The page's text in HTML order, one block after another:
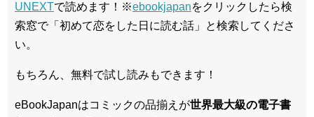
UNEXTで読めます！※ebookjapanをクリックしたら検
索窓で「初めて恋をした日に読む話」と検索してくださ
い。
もちろん、無料で試し読みもできます！
eBookJapanはコミックの品揃えが世界最大級の電子書